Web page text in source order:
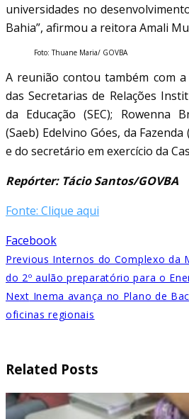
universidades no
Bahia”, afirmou a reitora Amali
Foto: Thuane Maria/ GOVBA
A reunião contou também com
das Secretarias de Relações
da Educação (SEC); Rowenna
(Saeb) Edelvino Góes, da
e do secretário em exercício da
Repórter: Tácio Santos/GOVBA
Fonte: Clique aqui
Facebook
Previous Internos do Complexo da
do 2º aulão preparatório para o
Next Inema avança no Plano de
oficinas regionais
Related Posts